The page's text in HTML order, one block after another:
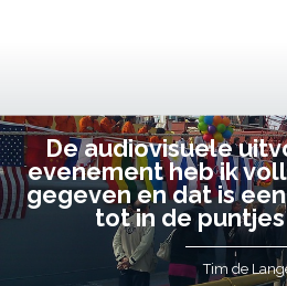
De audiovisuele
evenement heb ik
gegeven en dat is
tot in de
Tim de